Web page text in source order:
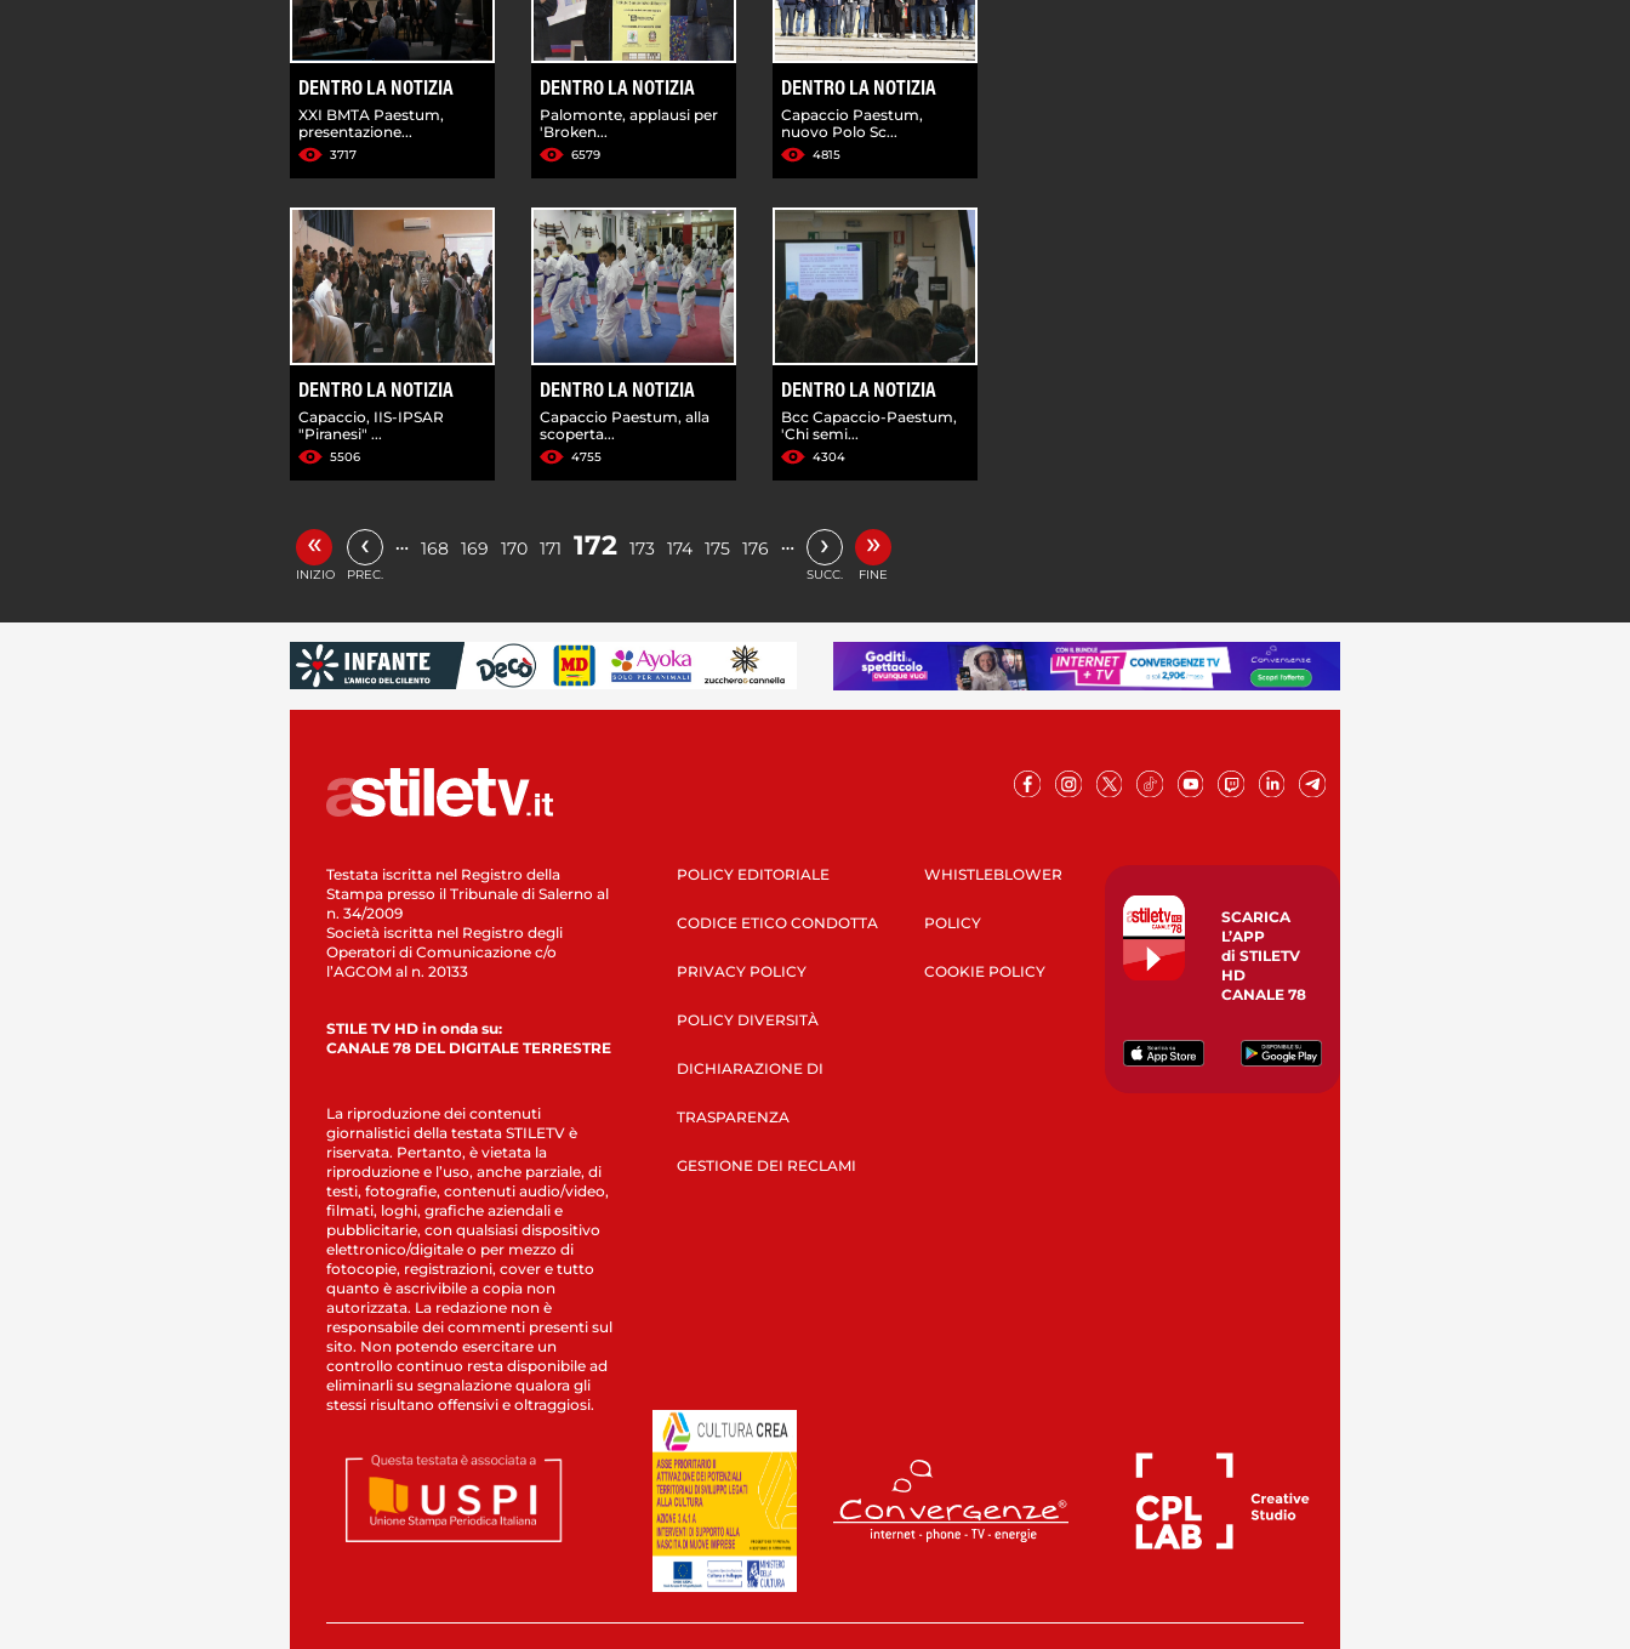
DENTRO LA NOTIZIA
XXI BMTA Paestum,
presentazione...
3717
DENTRO LA NOTIZIA
Palomonte, applausi per
'Broken...
6579
DENTRO LA NOTIZIA
Capaccio Paestum,
nuovo Polo Sc...
4815
DENTRO LA NOTIZIA
Capaccio, IIS-IPSAR
"Piranesi" ...
5506
DENTRO LA NOTIZIA
Capaccio Paestum, alla
scoperta...
4755
DENTRO LA NOTIZIA
Bcc Capaccio-Paestum,
'Chi semi...
4304
«
INIZIO
‹
PREC.
… 168 169 170 171 172 173 174 175 176 … ›
SUCC.
»
FINE
Testata iscritta nel Registro della
Stampa presso il Tribunale di Salerno al
n. 34/2009
Società iscritta nel Registro degli
Operatori di Comunicazione c/o
l’AGCOM al n. 20133
STILE TV HD in onda su:
CANALE 78 DEL DIGITALE TERRESTRE
La riproduzione dei contenuti
giornalistici della testata STILETV è
riservata. Pertanto, è vietata la
riproduzione e l’uso, anche parziale, di
testi, fotografie, contenuti audio/video,
filmati, loghi, grafiche aziendali e
pubblicitarie, con qualsiasi dispositivo
elettronico/digitale o per mezzo di
fotocopie, registrazioni, cover e tutto
quanto è ascrivibile a copia non
autorizzata. La redazione non è
responsabile dei commenti presenti sul
sito. Non potendo esercitare un
controllo continuo resta disponibile ad
eliminarli su segnalazione qualora gli
stessi risultano offensivi e oltraggiosi.
POLICY EDITORIALE
CODICE ETICO CONDOTTA
PRIVACY POLICY
POLICY DIVERSITÀ
DICHIARAZIONE DI
TRASPARENZA
GESTIONE DEI RECLAMI
WHISTLEBLOWER
POLICY
COOKIE POLICY
SCARICA
L’APP
di STILETV
HD
CANALE 78